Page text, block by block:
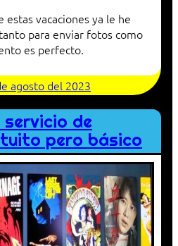
estas vacaciones ya le he
para enviar fotos como
es perfecto.
agosto del 2023
servicio de
pero básico